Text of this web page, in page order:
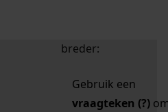
breder:
Gebruik een
vraagteken (?)